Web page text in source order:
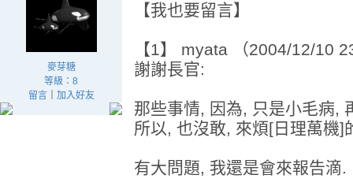
麥芽糖
等級：8
留言｜ 加入好友
【我也要留言】
【1】 myata （2004/12/10
謝謝長官:
那些事情, 因為, 只是小毛病,
所以, 也沒敢, 來煩[日理萬機]
有大問題, 我還是會來報告滴.